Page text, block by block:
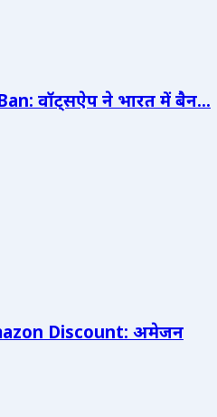
वॉट्सऐप ने भारत में बैन...
Discount: अमेजन